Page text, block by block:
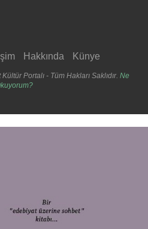
Hakkında Künye
Portalı - Tüm Hakları Saklıdır. Ne